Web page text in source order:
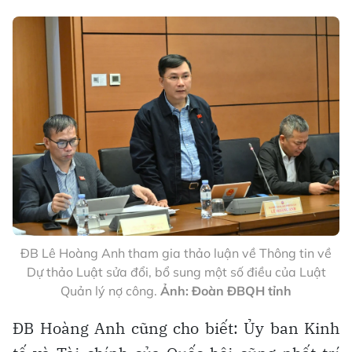
ĐB Lê Hoàng Anh tham gia thảo luận về Thông tin về
Dự thảo Luật sửa đổi, bổ sung một số điều của Luật
Quản lý nợ công. Ảnh: Đoàn ĐBQH tỉnh
ĐB Hoàng Anh cũng cho biết: Ủy ban Kinh